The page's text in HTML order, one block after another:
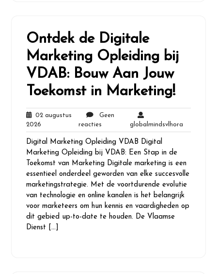
Ontdek de Digitale
Marketing Opleiding bij
VDAB: Bouw Aan Jouw
Toekomst in Marketing!
02 augustus
2026
augustus
2026
Geen
reacties
reacties
globalmindsvlhora
Digital Marketing Opleiding VDAB Digital
Marketing Opleiding bij VDAB: Een Stap in de
Toekomst van Marketing Digitale marketing is een
essentieel onderdeel geworden van elke succesvolle
marketingstrategie. Met de voortdurende evolutie
van technologie en online kanalen is het belangrijk
voor marketeers om hun kennis en vaardigheden op
dit gebied up-to-date te houden. De Vlaamse
Dienst […]